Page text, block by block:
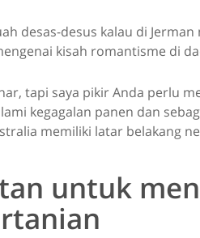
desas-desus kalau di
kisah romantisme di
tapi saya pikir Anda perlu
kegagalan panen dan
memiliki latar belakang
untuk